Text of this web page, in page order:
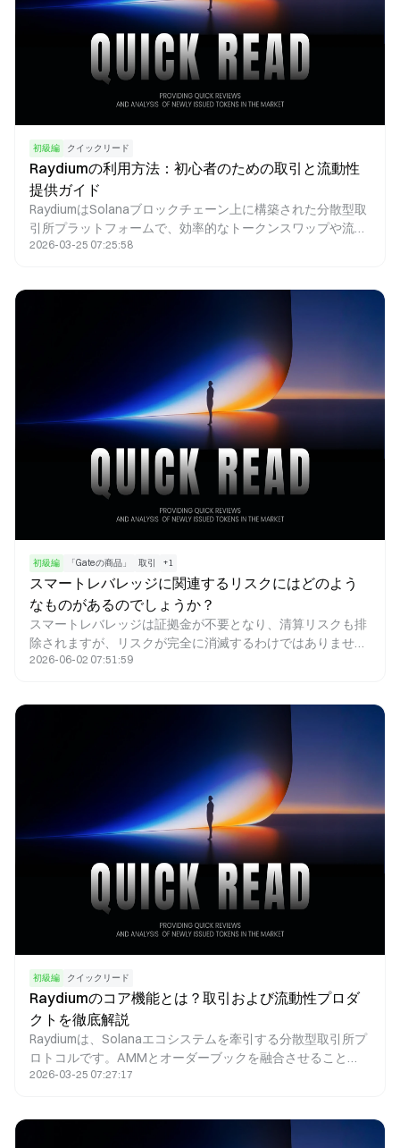
初級編 クイックリード
Raydiumの利用方法：初心者のための取引と流動性
提供ガイド
RaydiumはSolanaブロックチェーン上に構築された分散型取
引所プラットフォームで、効率的なトークンスワップや流動
性提供、ファーミングをサポートしています。本記事では、
2026-03-25 07:25:58
初級編 「Gateの商品」 取引 +1
スマートレバレッジに関連するリスクにはどのよう
なものがあるのでしょうか？
スマートレバレッジは証拠金が不要となり、清算リスクも排
除されますが、リスクが完全に消滅するわけではありませ
ん。主なリスクは、動的レバレッジ機構による収益の不確実
ジを制御できる範囲が限られるため、戦略的な柔軟性にも制
約が生じます。このように、スマートレバレッジはリスクを
根本的に低減するものではなく、リスクの構造を変化させる
ものです。仕組みを十分に理解した上で、戦略的に使用する
方に最適な機能です。
2026-06-02 07:51:59
初級編 クイックリード
Raydiumのコア機能とは？取引および流動性プロダ
クトを徹底解説
Raydiumは、Solanaエコシステムを牽引する分散型取引所プ
ロトコルです。AMMとオーダーブックを融合させること
で、高速スワップ、流動性マイニング、プロジェクトローン
2026-03-25 07:27:17